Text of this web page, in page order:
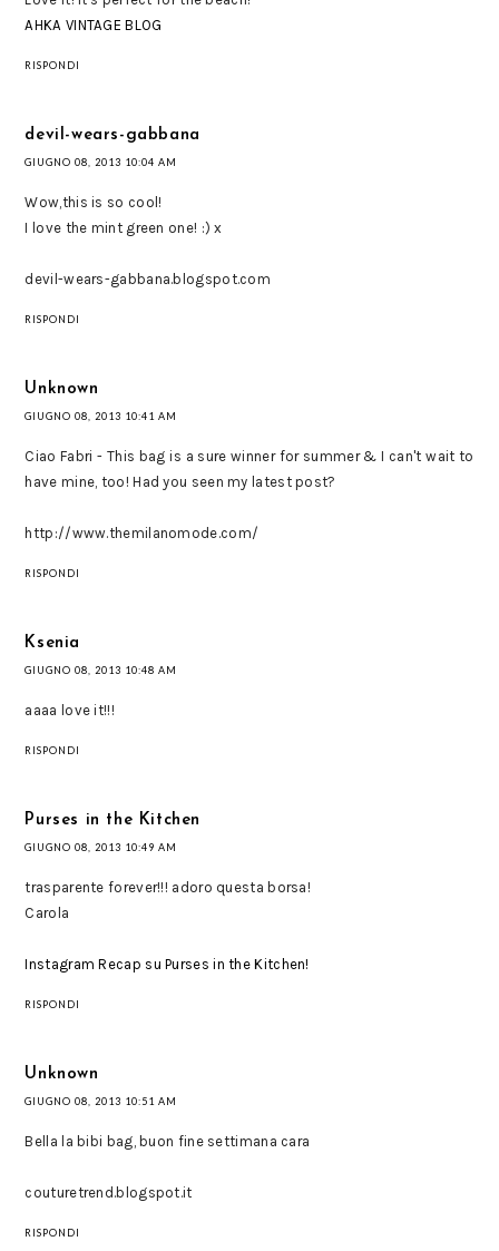
AHKA VINTAGE BLOG
RISPONDI
devil-wears-gabbana
GIUGNO 08, 2013 10:04 AM
Wow,this is so cool!
I love the mint green one! :) x
devil-wears-gabbana.blogspot.com
RISPONDI
Unknown
GIUGNO 08, 2013 10:41 AM
Ciao Fabri - This bag is a sure winner for summer & I can't wait to
have mine, too! Had you seen my latest post?
http://www.themilanomode.com/
RISPONDI
Ksenia
GIUGNO 08, 2013 10:48 AM
aaaa love it!!!
RISPONDI
Purses in the Kitchen
GIUGNO 08, 2013 10:49 AM
trasparente forever!!! adoro questa borsa!
Carola
Instagram Recap su Purses in the Kitchen!
RISPONDI
Unknown
GIUGNO 08, 2013 10:51 AM
Bella la bibi bag, buon fine settimana cara
couturetrend.blogspot.it
RISPONDI